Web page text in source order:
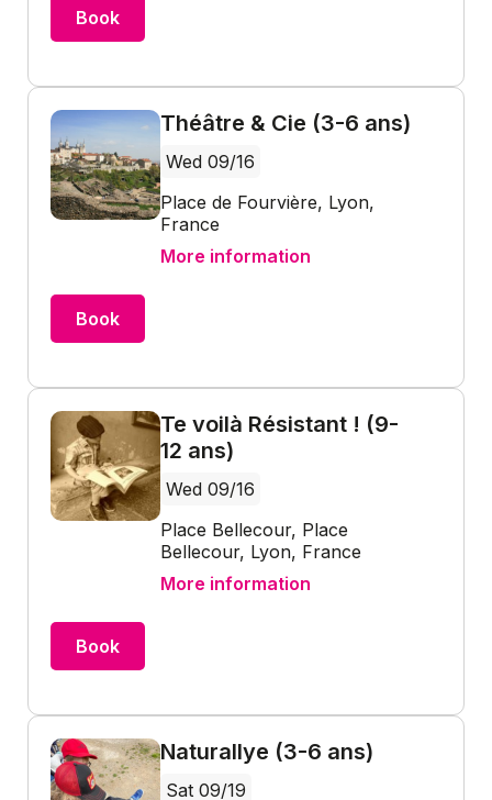
Book
Théâtre & Cie (3-6 ans)
Wed 09/16
Place de Fourvière, Lyon,
France
More information
Book
Te voilà Résistant ! (9-
12 ans)
Wed 09/16
Place Bellecour, Place
Bellecour, Lyon, France
More information
Book
Naturallye (3-6 ans)
Sat 09/19